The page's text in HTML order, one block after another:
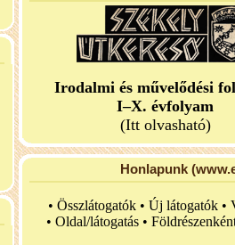
Irodalmi és művelődési
I–X. évfolyam
(Itt olvasható)
Honlapunk
• Összlátogatók • Új látogatók •
• Oldal/látogatás •